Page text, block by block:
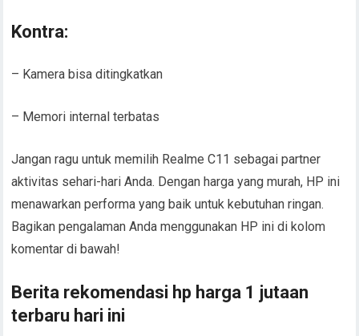
Kontra:
– Kamera bisa ditingkatkan
– Memori internal terbatas
Jangan ragu untuk memilih Realme C11 sebagai partner
aktivitas sehari-hari Anda. Dengan harga yang murah, HP ini
menawarkan performa yang baik untuk kebutuhan ringan.
Bagikan pengalaman Anda menggunakan HP ini di kolom
komentar di bawah!
Berita rekomendasi hp harga 1 jutaan
terbaru hari ini